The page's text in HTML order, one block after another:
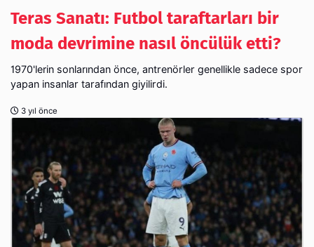
Teras Sanatı: Futbol taraftarları bir
moda devrimine nasıl öncülük etti?
1970'lerin sonlarından önce, antrenörler genellikle sadece spor
yapan insanlar tarafından giyilirdi.
3 yıl önce